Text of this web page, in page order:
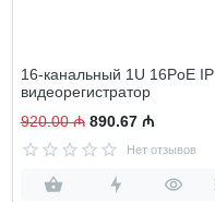
16-канальный 1U 16PoE IP
видеорегистратор
920.00 ₼ 890.67 ₼
Нет отзывов